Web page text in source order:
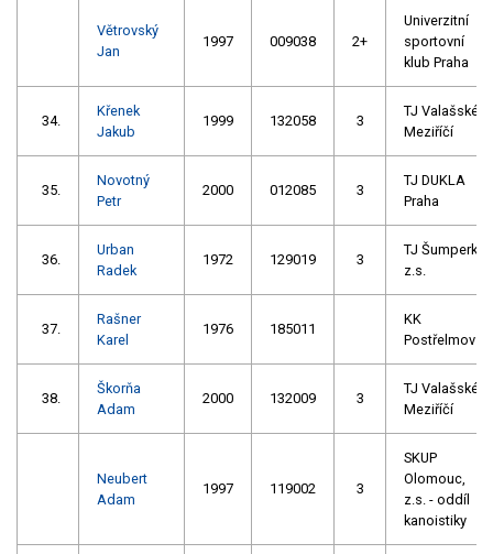
Větrovský
Jan
1997 009038 2+
Univerzitní
sportovní
klub Praha
34.
Křenek
Jakub
1999 132058 3
TJ Valašské
Meziříčí
35.
Novotný
Petr
2000 012085 3
TJ DUKLA
Praha
36.
Urban
Radek
1972 129019 3
TJ Šumperk
z.s.
37.
Rašner
Karel
1976 185011
KK
Postřelmov
38.
Škorňa
Adam
2000 132009 3
TJ Valašské
Meziříčí
Neubert
Adam
1997 119002 3
SKUP
Olomouc,
z.s. - oddíl
kanoistiky